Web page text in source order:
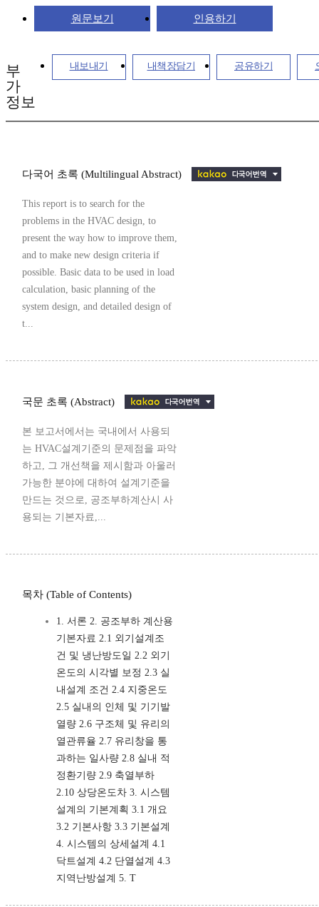
원문보기 인용하기
내보내기 내책장담기 공유하기
부
가
정보
다국어 초록 (Multilingual Abstract)
This report is to search for the
problems in the HVAC design, to
present the way how to improve them,
and to make new design criteria if
possible. Basic data to be used in load
calculation, basic planning of the
system design, and detailed design of
t...
국문 초록 (Abstract)
본 보고서에서는 국내에서 사용되
는 HVAC설계기준의 문제점을 파악
하고, 그 개선책을 제시함과 아울러
가능한 분야에 대하여 설계기준을
만드는 것으로, 공조부하계산시 사
용되는 기본자료,...
목차 (Table of Contents)
1. 서론 2. 공조부하 계산용
기본자료 2.1 외기설계조
건 및 냉난방도일 2.2 외기
온도의 시각별 보정 2.3 실
내설계 조건 2.4 지중온도
2.5 실내의 인체 및 기기발
열량 2.6 구조체 및 유리의
열관류율 2.7 유리창을 통
과하는 일사량 2.8 실내 적
정환기량 2.9 축열부하
2.10 상당온도차 3. 시스템
설계의 기본계획 3.1 개요
3.2 기본사항 3.3 기본설계
4. 시스템의 상세설계 4.1
닥트설계 4.2 단열설계 4.3
지역난방설계 5. T